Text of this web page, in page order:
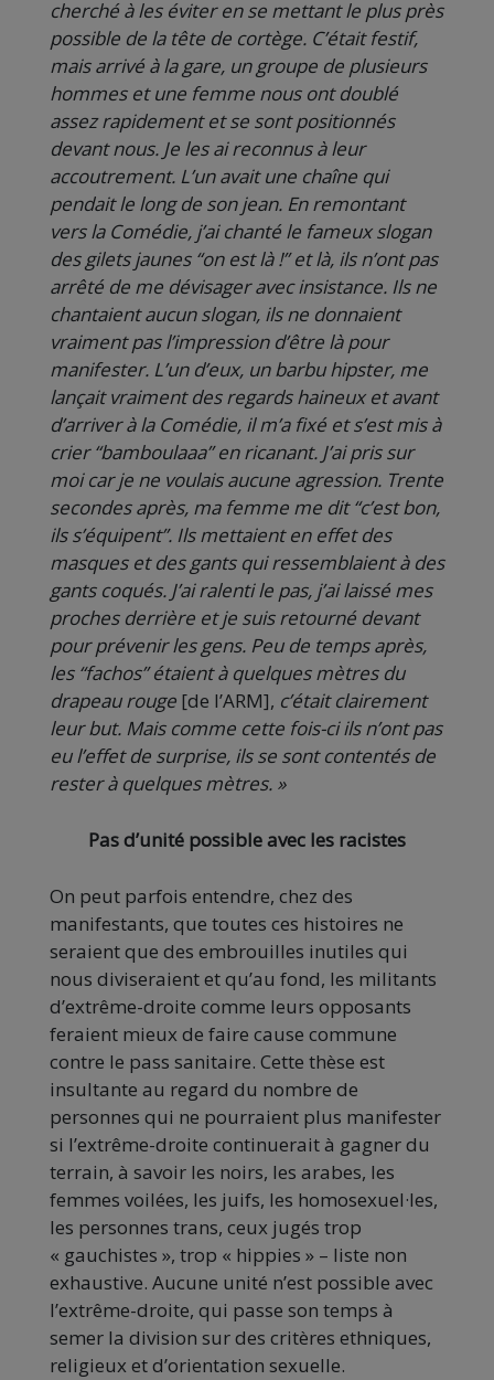
cherché à les éviter en se mettant le plus près
possible de la tête de cortège. C’était festif,
mais arrivé à la gare, un groupe de plusieurs
hommes et une femme nous ont doublé
assez rapidement et se sont positionnés
devant nous. Je les ai reconnus à leur
accoutrement. L’un avait une chaîne qui
pendait le long de son jean. En remontant
vers la Comédie, j’ai chanté le fameux slogan
des gilets jaunes “on est là !” et là, ils n’ont pas
arrêté de me dévisager avec insistance. Ils ne
chantaient aucun slogan, ils ne donnaient
vraiment pas l’impression d’être là pour
manifester. L’un d’eux, un barbu hipster, me
lançait vraiment des regards haineux et avant
d’arriver à la Comédie, il m’a fixé et s’est mis à
crier “bamboulaaa” en ricanant. J’ai pris sur
moi car je ne voulais aucune agression. Trente
secondes après, ma femme me dit “c’est bon,
ils s’équipent”. Ils mettaient en effet des
masques et des gants qui ressemblaient à des
gants coqués. J’ai ralenti le pas, j’ai laissé mes
proches derrière et je suis retourné devant
pour prévenir les gens. Peu de temps après,
les “fachos” étaient à quelques mètres du
drapeau rouge [de l’ARM], c’était clairement
leur but. Mais comme cette fois-ci ils n’ont pas
eu l’effet de surprise, ils se sont contentés de
rester à quelques mètres. »
Pas d’unité possible avec les racistes
On peut parfois entendre, chez des
manifestants, que toutes ces histoires ne
seraient que des embrouilles inutiles qui
nous diviseraient et qu’au fond, les militants
d’extrême-droite comme leurs opposants
feraient mieux de faire cause commune
contre le pass sanitaire. Cette thèse est
insultante au regard du nombre de
personnes qui ne pourraient plus manifester
si l’extrême-droite continuerait à gagner du
terrain, à savoir les noirs, les arabes, les
femmes voilées, les juifs, les homosexuel·les,
les personnes trans, ceux jugés trop
« gauchistes », trop « hippies » – liste non
exhaustive. Aucune unité n’est possible avec
l’extrême-droite, qui passe son temps à
semer la division sur des critères ethniques,
religieux et d’orientation sexuelle.